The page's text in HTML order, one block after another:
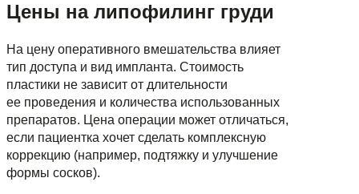
Цены на липофилинг груди
На цену оперативного вмешательства влияет
тип доступа и вид импланта. Стоимость
пластики не зависит от длительности
ее проведения и количества использованных
препаратов. Цена операции может отличаться,
если пациентка хочет сделать комплексную
коррекцию (например, подтяжку и улучшение
формы сосков).